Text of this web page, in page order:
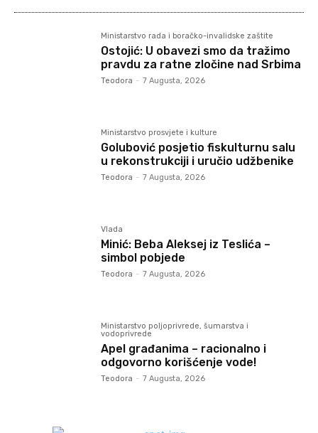
Ministarstvo rada i boračko-invalidske zaštite
Ostojić: U obavezi smo da tražimo
pravdu za ratne zločine nad Srbima
Teodora - 7 Augusta, 2026
Ministarstvo prosvjete i kulture
Golubović posjetio fiskulturnu salu
u rekonstrukciji i uručio udžbenike
Teodora - 7 Augusta, 2026
Vlada
Minić: Beba Aleksej iz Teslića –
simbol pobjede
Teodora - 7 Augusta, 2026
Ministarstvo poljoprivrede, šumarstva i
vodoprivrede
Apel građanima – racionalno i
odgovorno korišćenje vode!
Teodora - 7 Augusta, 2026